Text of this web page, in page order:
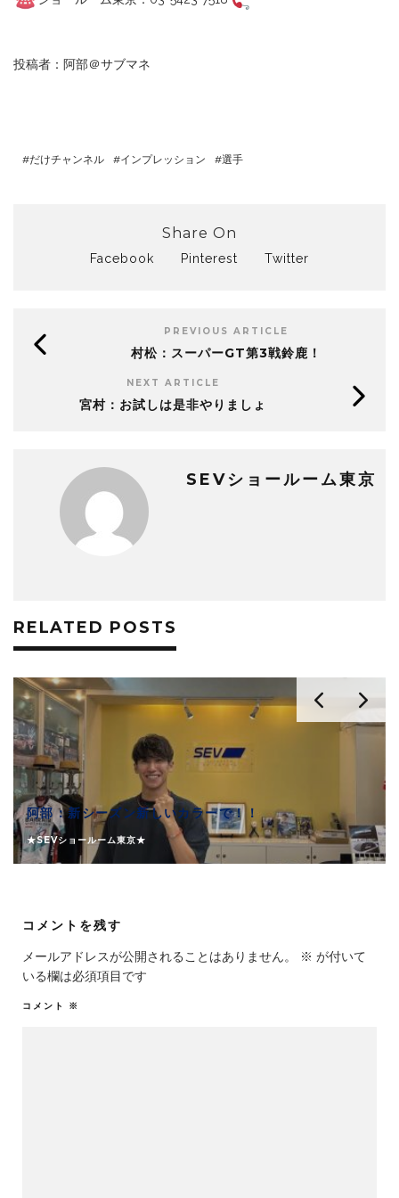
投稿者：阿部＠サブマネ
だけチャンネル インプレッション 選手
Share On
Facebook Pinterest Twitter
PREVIOUS ARTICLE
村松：スーパーGT第3戦鈴鹿！
NEXT ARTICLE
宮村：お試しは是非やりましょ
SEVショールーム東京
RELATED POSTS
阿部：新シーズン新しいカラーで！！
★SEVショールーム東京★
コメントを残す
メールアドレスが公開されることはありません。 ※ が付いて
いる欄は必須項目です
コメント ※